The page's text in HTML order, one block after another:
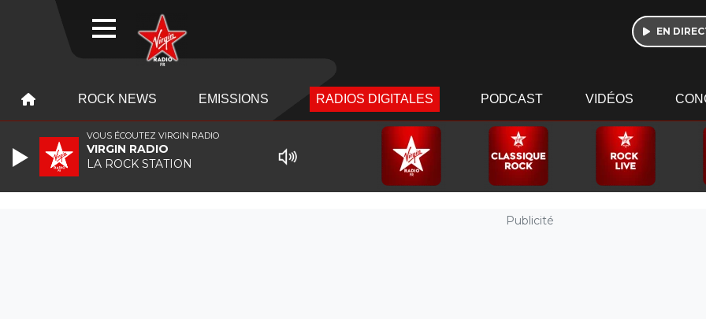
EN
ROCK NEWS EMISSIONS RADIOS DIGITALES PODCAST VIDÉOS
Publicité
VOUS ÉCOUTEZ VIRGIN RADIO
VIRGIN RADIO
LA ROCK STATION
WEBRADIO